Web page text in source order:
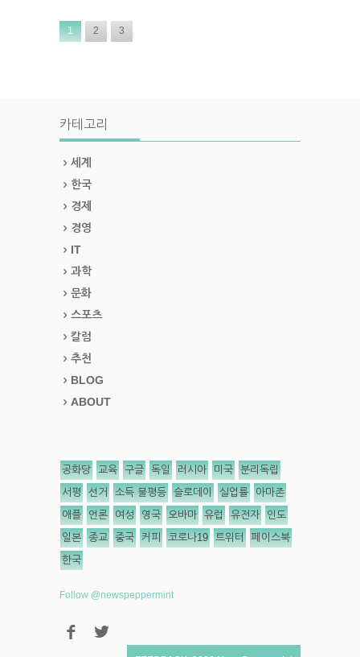
1 2 3
카테고리
세계
한국
경제
경영
IT
과학
문화
스포츠
칼럼
추천
BLOG
ABOUT
공화당 교육 구글 독일 러시아 미국 분리독립
서평 선거 소득 불평등 슬로데이 실업률 아마존
애플 언론 여성 영국 오바마 유럽 유전자 인도
일본 종교 중국 커피 코로나19 트위터 페이스북
한국
Follow @newspeppermint